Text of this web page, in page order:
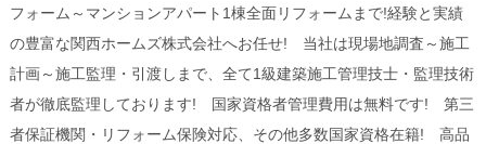
フォーム～マンションアパート1棟全面リフォームまで!経験と実績
の豊富な関西ホームズ株式会社へお任せ! 当社は現場地調査～施工
計画～施工監理・引渡しまで、全て1級建築施工管理技士・監理技術
者が徹底監理しております! 国家資格者管理費用は無料です! 第三
者保証機関・リフォーム保険対応、その他多数国家資格在籍! 高品